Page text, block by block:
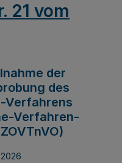
21 vom
der
des
Verfahrens
Verfahren-